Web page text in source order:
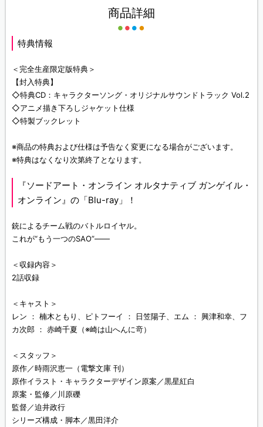
商品詳細
特典情報
＜完全生産限定版特典＞
【封入特典】
◇特典CD：キャラクターソング・オリジナルサウンドトラック Vol.2
◇アニメ描き下ろしジャケット仕様
◇特製ブックレット
※商品の特典および仕様は予告なく変更になる場合がございます。
※特典はなくなり次第終了となります。
『ソードアート・オンライン オルタナティブ ガンゲイル・
オンライン』の「Blu-ray」！
銃によるチーム戦のバトルロイヤル。
これが“もう一つのSAO”――
＜収録内容＞
2話収録
＜キャスト＞
レン ： 楠木ともり、ピトフーイ ： 日笠陽子、エム ： 興津和幸、フ
カ次郎 ： 赤崎千夏（※崎は山へんに竒）
＜スタッフ＞
原作／時雨沢恵一（電撃文庫 刊）
原作イラスト・キャラクターデザイン原案／黒星紅白
原案・監修／川原礫
監督／迫井政行
シリーズ構成・脚本／黒田洋介